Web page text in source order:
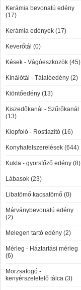
Kerámia bevonatú edény
(17)
Kerámia edények (17)
Keverőtál (0)
Kések - Vágóeszközök (45)
Kínálótál - Tálalóedény (2)
Kiöntőedény (13)
Kiszedőkanál - Szűrőkanál
(13)
Klopfoló - Rostlazító (16)
Konyhafelszerelések (644)
Kukta - gyorsfőző edény (8)
Lábasok (23)
Libatömő kacsatömő (0)
Márványbevonatú edény
(2)
Melegen tartó edény (2)
Mérleg - Háztartási mérleg
(6)
Morzsafogó -
kenyérszeletelő tálca (3)